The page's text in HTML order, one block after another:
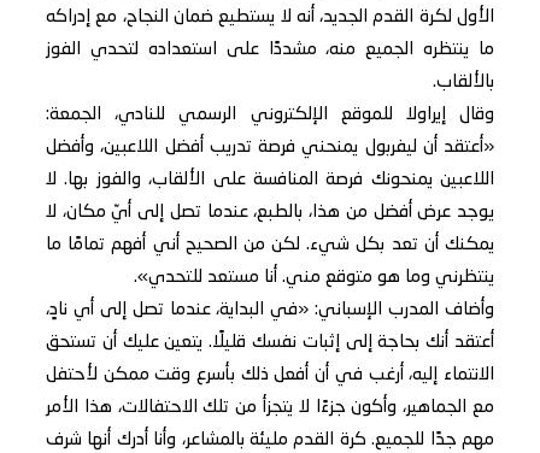
الأول لكرة القدم الجديد، أنه لا يستطيع ضمان النجاح، مع إدراكه
ما ينتظره الجميع منه، مشددًا على استعداده لتحدي الفوز
بالألقاب.
وقال إيراولا للموقع الإلكتروني الرسمي للنادي، الجمعة:
«أعتقد أن ليفربول يمنحني فرصة تدريب أفضل اللاعبين، وأفضل
اللاعبين يمنحونك فرصة المنافسة على الألقاب، والفوز بها. لا
يوجد عرض أفضل من هذا، بالطبع، عندما تصل إلى أيّ مكان، لا
يمكنك أن تعد بكل شيء. لكن من الصحيح أني أفهم تمامًا ما
ينتظرني وما هو متوقع مني. أنا مستعد للتحدي».
وأضاف المدرب الإسباني: «في البداية، عندما تصل إلى أي نادٍ،
أعتقد أنك بحاجة إلى إثبات نفسك قليلًا. يتعين عليك أن تستحق
الانتماء إليه، أرغب في أن أفعل ذلك بأسرع وقت ممكن لأحتفل
مع الجماهير، وأكون جزءًا لا يتجزأ من تلك الاحتفالات، هذا الأمر
مهم جدًا للجميع. كرة القدم مليئة بالمشاعر، وأنا أدرك أنها شرف